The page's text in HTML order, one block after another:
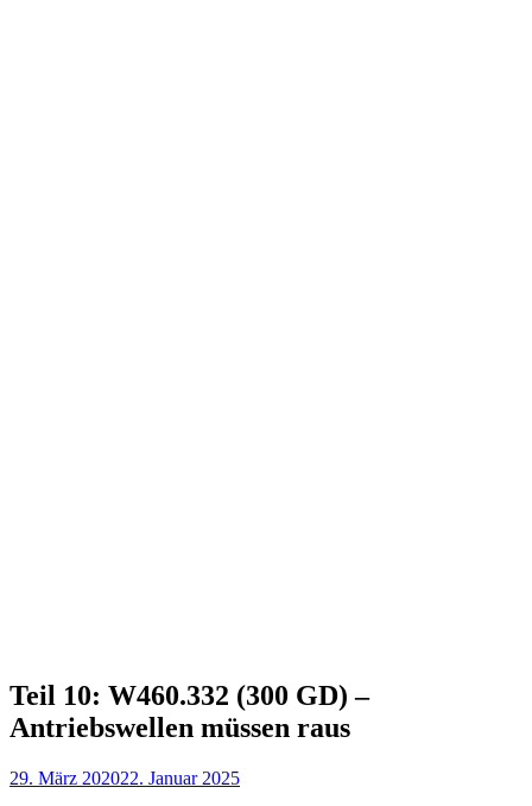
Teil 10: W460.332 (300 GD) –
Antriebswellen müssen raus
29. März 202022. Januar 2025